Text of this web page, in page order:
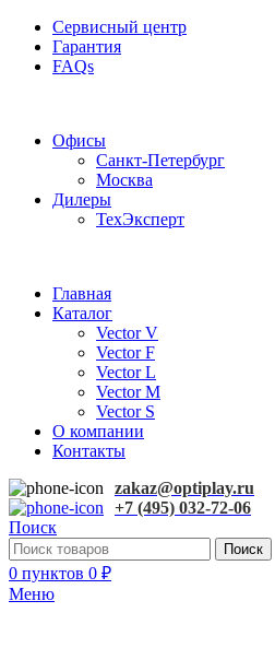
Сервисный центр
Гарантия
FAQs
Офисы
Санкт-Петербург
Москва
Дилеры
ТехЭксперт
Главная
Каталог
Vector V
Vector F
Vector L
Vector M
Vector S
О компании
Контакты
zakaz@optiplay.ru
+7 (495) 032-72-06
Поиск
Поиск
0 пунктов 0 ₽
Меню